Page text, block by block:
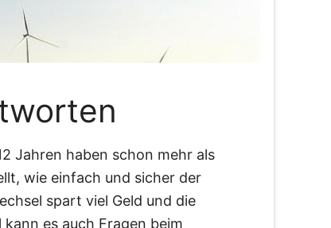
Jahren haben schon mehr als
wie einfach und sicher der
spart viel Geld und die
es auch Fragen beim